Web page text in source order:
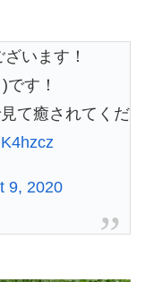
います！
す！
て癒されてくだ
9, 2020